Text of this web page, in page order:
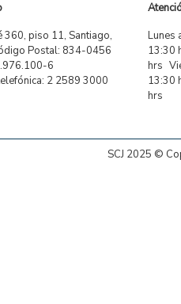
360, piso 11, Santiago,
Postal: 834-0456
6
2 2589 3000
Lunes
13:30
hrs
13:30
hrs
SCJ 2025 ©